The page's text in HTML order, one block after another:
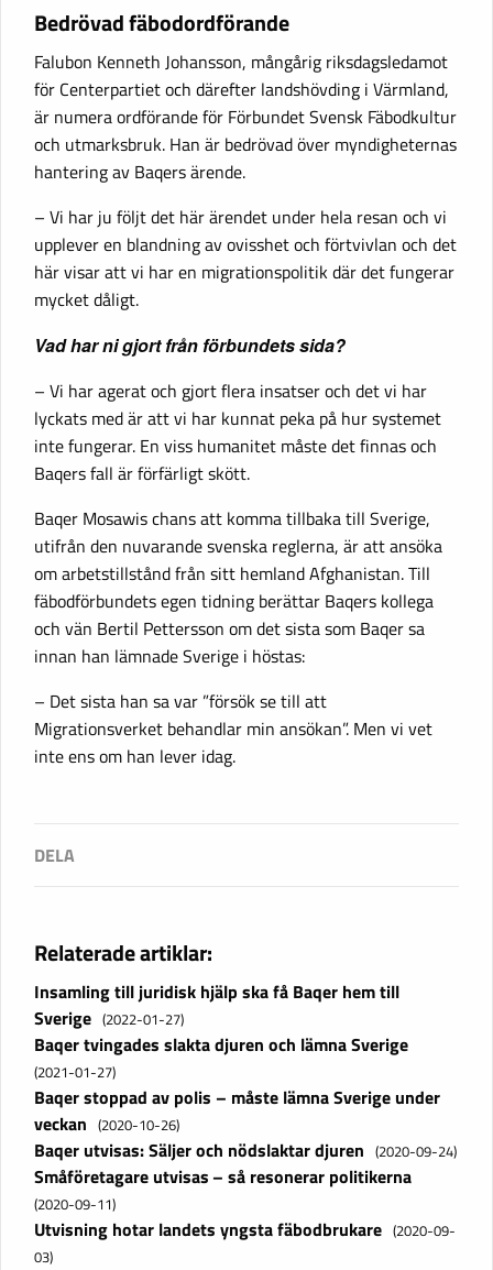
Bedrövad fäbodordförande
Falubon Kenneth Johansson, mångårig riksdagsledamot
för Centerpartiet och därefter landshövding i Värmland,
är numera ordförande för Förbundet Svensk Fäbodkultur
och utmarksbruk. Han är bedrövad över myndigheternas
hantering av Baqers ärende.
– Vi har ju följt det här ärendet under hela resan och vi
upplever en blandning av ovisshet och förtvivlan och det
här visar att vi har en migrationspolitik där det fungerar
mycket dåligt.
Vad har ni gjort från förbundets sida?
– Vi har agerat och gjort flera insatser och det vi har
lyckats med är att vi har kunnat peka på hur systemet
inte fungerar. En viss humanitet måste det finnas och
Baqers fall är förfärligt skött.
Baqer Mosawis chans att komma tillbaka till Sverige,
utifrån den nuvarande svenska reglerna, är att ansöka
om arbetstillstånd från sitt hemland Afghanistan. Till
fäbodförbundets egen tidning berättar Baqers kollega
och vän Bertil Pettersson om det sista som Baqer sa
innan han lämnade Sverige i höstas:
– Det sista han sa var ”försök se till att
Migrationsverket behandlar min ansökan”. Men vi vet
inte ens om han lever idag.
Relaterade artiklar:
Insamling till juridisk hjälp ska få Baqer hem till
Sverige (2022-01-27)
Baqer tvingades slakta djuren och lämna Sverige
(2021-01-27)
Baqer stoppad av polis – måste lämna Sverige under
veckan (2020-10-26)
Baqer utvisas: Säljer och nödslaktar djuren (2020-09-24)
Småföretagare utvisas – så resonerar politikerna
(2020-09-11)
Utvisning hotar landets yngsta fäbodbrukare (2020-09-
03)